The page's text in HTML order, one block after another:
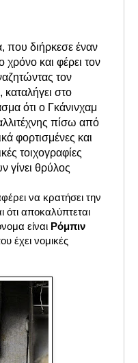
που διήρκεσε έναν
χρόνο και φέρει τον
τον
στο
ότι ο Γκάνινχαμ
πίσω από
φορτισμένες και
τοιχογραφίες
γίνει θρύλος
να κρατήσει την
ότι αποκαλύπτεται
είναι Ρόμπιν
έχει νομικές